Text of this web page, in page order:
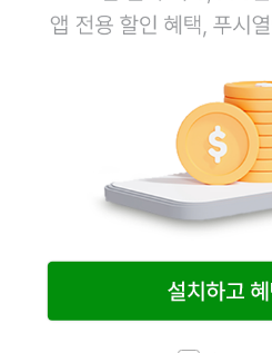
주식회사 엠오유통 사업자정보
평일 08:00~17:00